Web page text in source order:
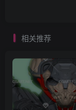
相关推荐